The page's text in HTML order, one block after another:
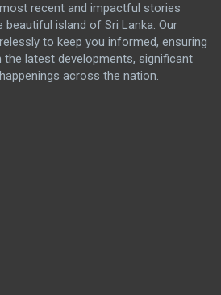
recent and impactful stories
island of Sri Lanka. Our
to keep you informed, ensuring
latest developments, significant
across the nation.